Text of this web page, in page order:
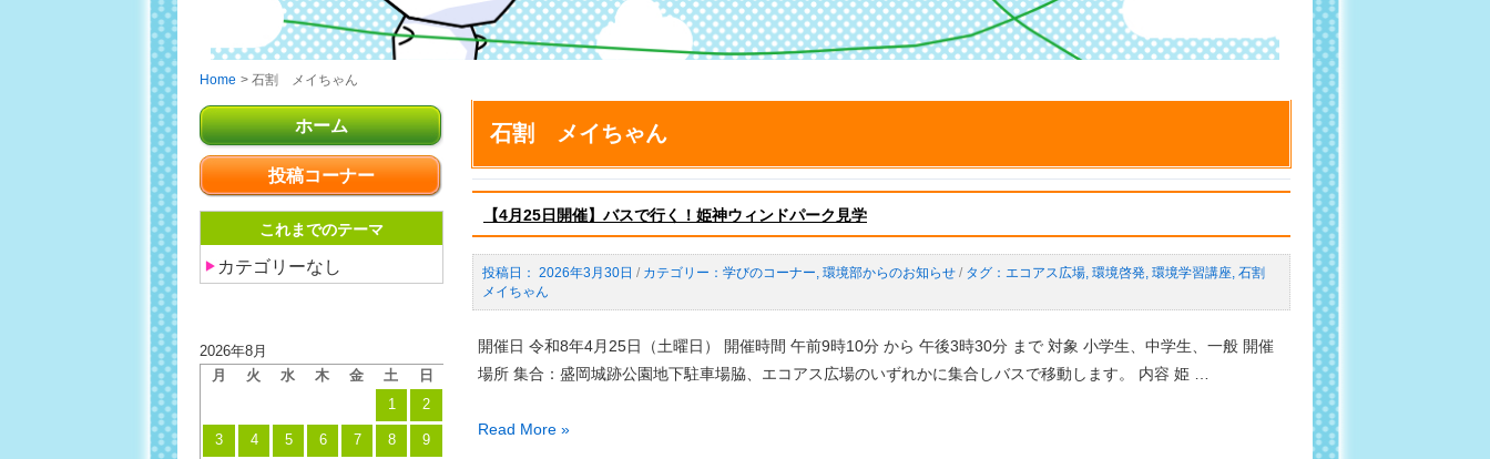
Home 石割 メイちゃん
ホーム
投稿コーナー
これまでのテーマ
カテゴリーなし
2026年8月
月
火 水 木 金 土 日
1 2
3 4 5 6 7 8 9
石割 メイちゃん
【4月25日開催】バスで行く！姫神ウィンドパーク見学
2026年3月30日 / 学びのコーナー, 環境部からのお知らせ / エコアス広場, 環境啓発, 環境学習講座, 石割
メイちゃん
開催日 令和8年4月25日（土曜日） 開催時間 午前9時10分 から 午後3時30分 まで 対象 小学生、中学生、一般 開催
場所 集合：盛岡城跡公園地下駐車場脇、エコアス広場のいずれかに集合しバスで移動します。 内容 姫 …
【4
Read More »